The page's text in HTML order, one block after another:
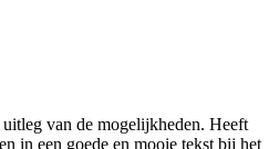
van de mogelijkheden. Heeft
in een goede en mooie tekst bij het